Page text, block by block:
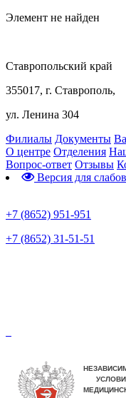
Элемент не найден
Ставропольский край
355017, г. Ставрополь,
ул. Ленина 304
Филиалы Документы
О центре Отделения
Вопрос-ответ Отзывы
Версия для
+7 (8652) 951-951
+7 (8652) 31-51-51